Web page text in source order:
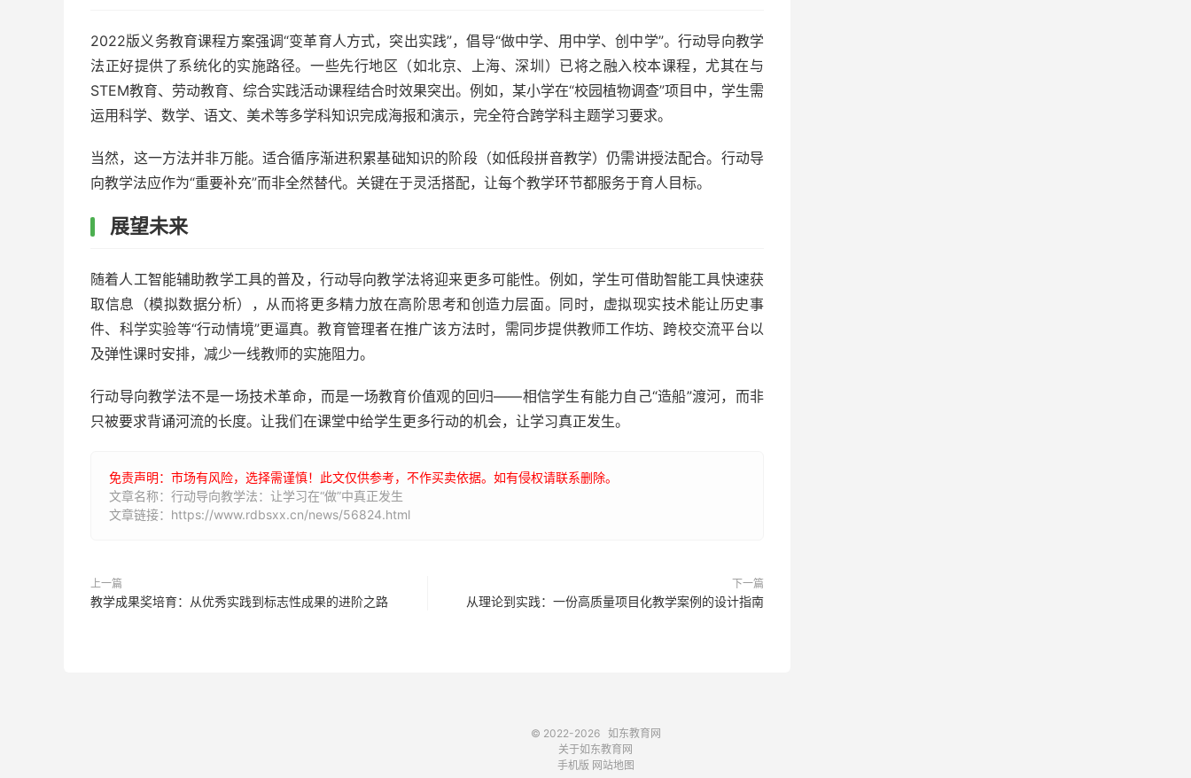
2022版义务教育课程方案强调“变革育人方式，突出实践”，倡导“做中学、用中学、创中学”。行动导向教学
法正好提供了系统化的实施路径。一些先行地区（如北京、上海、深圳）已将之融入校本课程，尤其在与
STEM教育、劳动教育、综合实践活动课程结合时效果突出。例如，某小学在“校园植物调查”项目中，学生需
运用科学、数学、语文、美术等多学科知识完成海报和演示，完全符合跨学科主题学习要求。
当然，这一方法并非万能。适合循序渐进积累基础知识的阶段（如低段拼音教学）仍需讲授法配合。行动导
向教学法应作为“重要补充”而非全然替代。关键在于灵活搭配，让每个教学环节都服务于育人目标。
展望未来
随着人工智能辅助教学工具的普及，行动导向教学法将迎来更多可能性。例如，学生可借助智能工具快速获
取信息（模拟数据分析），从而将更多精力放在高阶思考和创造力层面。同时，虚拟现实技术能让历史事
件、科学实验等“行动情境”更逼真。教育管理者在推广该方法时，需同步提供教师工作坊、跨校交流平台以
及弹性课时安排，减少一线教师的实施阻力。
行动导向教学法不是一场技术革命，而是一场教育价值观的回归——相信学生有能力自己“造船”渡河，而非
只被要求背诵河流的长度。让我们在课堂中给学生更多行动的机会，让学习真正发生。
免责声明：市场有风险，选择需谨慎！此文仅供参考，不作买卖依据。如有侵权请联系删除。
文章名称：行动导向教学法：让学习在“做”中真正发生
文章链接：https://www.rdbsxx.cn/news/56824.html
上一篇
教学成果奖培育：从优秀实践到标志性成果的进阶之路
下一篇
从理论到实践：一份高质量项目化教学案例的设计指南
© 2022-2026 如东教育网
关于如东教育网
手机版 网站地图